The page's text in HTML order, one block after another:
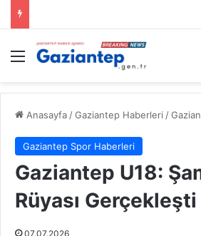
Menü
Anasayfa /Gaziantep Haberleri /
Gaziantep Spor Haberleri
Gaziantep U18:
Rüyası Gerçekleşti
07.07.2026